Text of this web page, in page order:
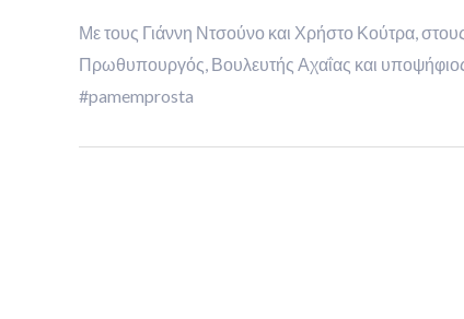
Με τους Γιάννη Ντσούνο και Χρήστο Κούτρα,
Πρωθυπουργός, Βουλευτής Αχαΐας και
#pamemprosta